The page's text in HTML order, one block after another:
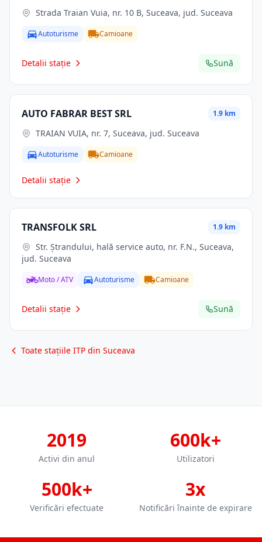
Strada Traian Vuia, nr. 10 B, Suceava, jud. Suceava
Autoturisme Camioane
Detalii stație Sună
AUTO FABRAR BEST SRL 1.9 km
TRAIAN VUIA, nr. 7, Suceava, jud. Suceava
Autoturisme Camioane
Detalii stație
TRANSFOLK SRL 1.9 km
jud. Suceava
Moto / ATV Autoturisme Camioane
Detalii stație Sună
Toate stațiile ITP din Suceava
2019
Activi din anul
600k+
Utilizatori
500k+
Verificări efectuate
3x
Notificări înainte de expirare